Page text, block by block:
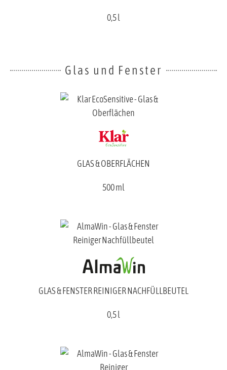
0,5 l
Glas und Fenster
GLAS & OBERFLÄCHEN
500 ml
GLAS & FENSTER REINIGER NACHFÜLLBEUTEL
0,5 l